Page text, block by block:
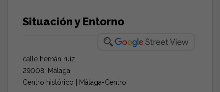
Situación y Entorno
calle hernán ruiz.
29008, Málaga
Centro histórico | Málaga-Centro